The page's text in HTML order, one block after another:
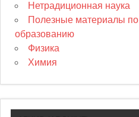
Нетрадиционная наука
Полезные материалы по
образованию
Физика
Химия